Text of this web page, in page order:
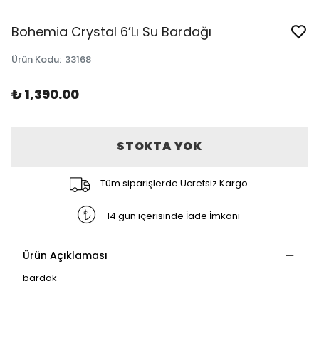
Bohemia Crystal 6’Lı Su Bardağı
Ürün Kodu: 33168
₺ 1,390.00
STOKTA YOK
Tüm siparişlerde Ücretsiz Kargo
14 gün içerisinde İade İmkanı
Ürün Açıklaması
bardak